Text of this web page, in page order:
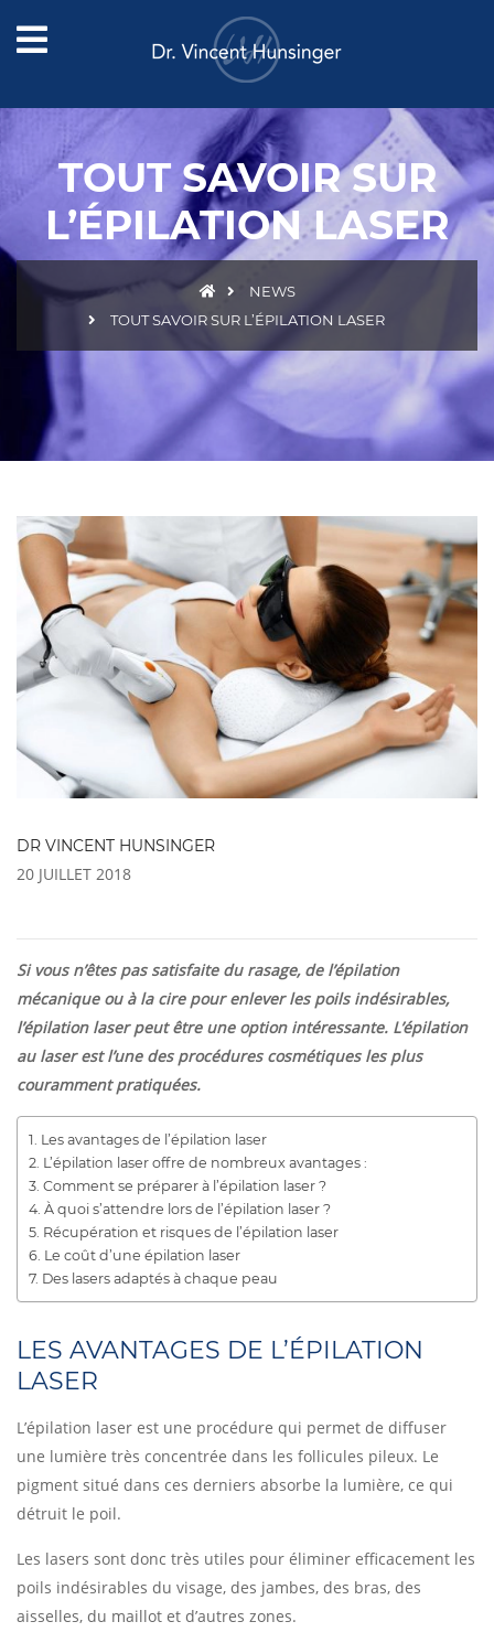
TOUT SAVOIR SUR
L’ÉPILATION LASER
NEWS
TOUT SAVOIR SUR L’ÉPILATION LASER
DR VINCENT HUNSINGER
20 JUILLET 2018
Si vous n’êtes pas satisfaite du rasage, de l’épilation
mécanique ou à la cire pour enlever les poils indésirables,
l’épilation laser peut être une option intéressante. L’épilation
au laser est l’une des procédures cosmétiques les plus
couramment pratiquées.
Les avantages de l’épilation laser
L’épilation laser offre de nombreux avantages :
Comment se préparer à l’épilation laser ?
À quoi s’attendre lors de l’épilation laser ?
Récupération et risques de l’épilation laser
Le coût d’une épilation laser
Des lasers adaptés à chaque peau
LES AVANTAGES DE L’ÉPILATION
LASER
L’épilation laser est une procédure qui permet de diffuser
une lumière très concentrée dans les follicules pileux. Le
pigment situé dans ces derniers absorbe la lumière, ce qui
détruit le poil.
Les lasers sont donc très utiles pour éliminer efficacement les
poils indésirables du visage, des jambes, des bras, des
aisselles, du maillot et d’autres zones.